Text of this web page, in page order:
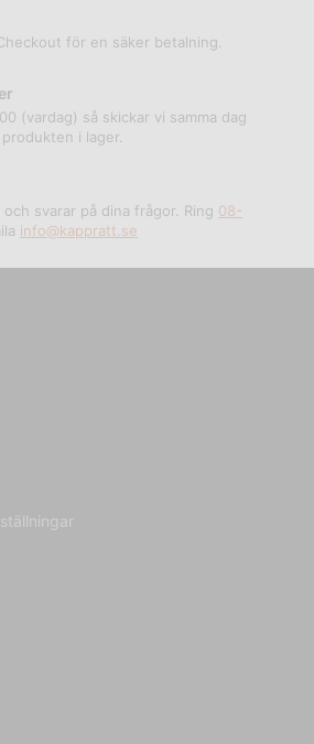
för en säker betalning.
(vardag) så skickar vi samma dag
i lager.
svarar på dina frågor. Ring 08-
info@kappratt.se